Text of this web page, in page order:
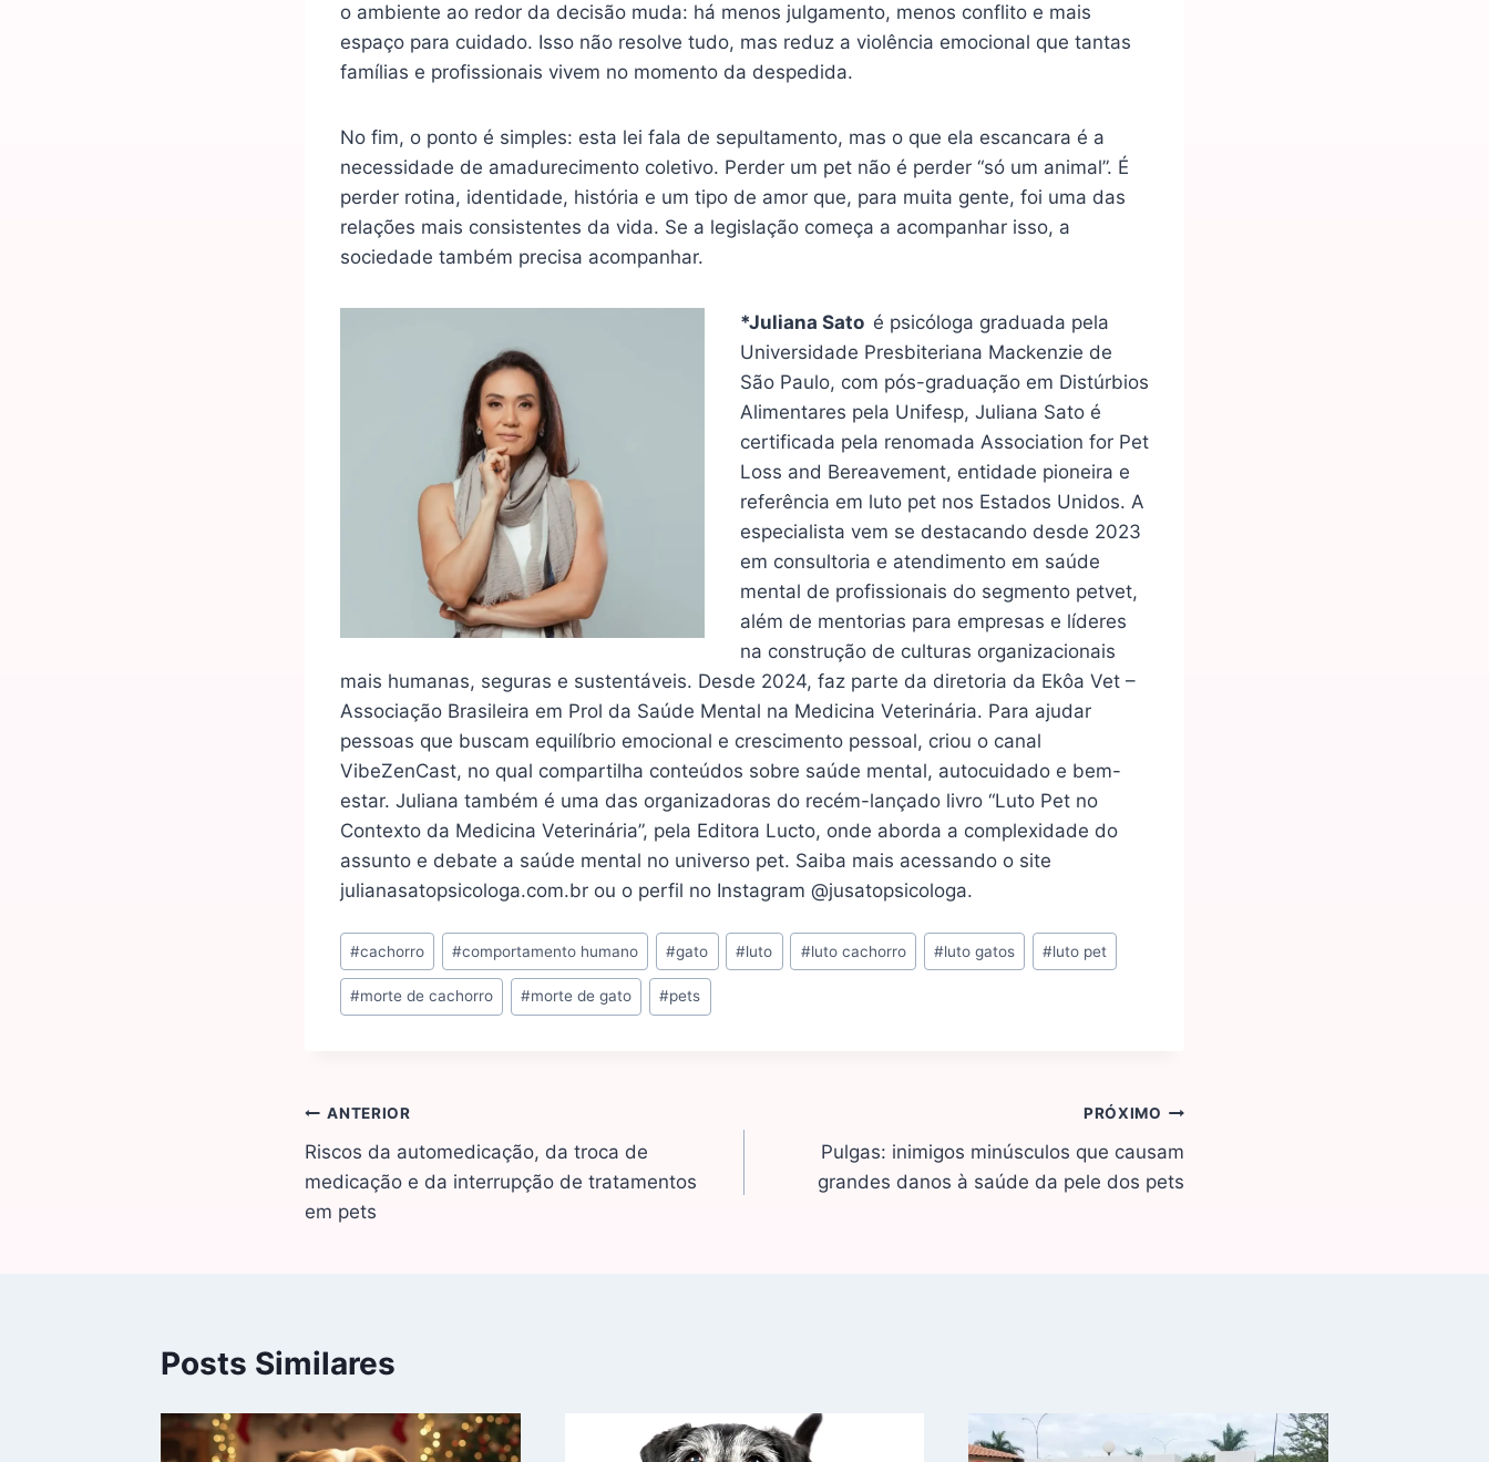
o ambiente ao redor da decisão muda: há menos julgamento, menos conflito e mais
espaço para cuidado. Isso não resolve tudo, mas reduz a violência emocional que tantas
famílias e profissionais vivem no momento da despedida.
No fim, o ponto é simples: esta lei fala de sepultamento, mas o que ela escancara é a
necessidade de amadurecimento coletivo. Perder um pet não é perder “só um animal”. É
perder rotina, identidade, história e um tipo de amor que, para muita gente, foi uma das
relações mais consistentes da vida. Se a legislação começa a acompanhar isso, a
sociedade também precisa acompanhar.
*Juliana Sato é psicóloga graduada pela
Universidade Presbiteriana Mackenzie de
São Paulo, com pós-graduação em Distúrbios
Alimentares pela Unifesp, Juliana Sato é
certificada pela renomada Association for Pet
Loss and Bereavement, entidade pioneira e
referência em luto pet nos Estados Unidos. A
especialista vem se destacando desde 2023
em consultoria e atendimento em saúde
mental de profissionais do segmento petvet,
além de mentorias para empresas e líderes
na construção de culturas organizacionais
mais humanas, seguras e sustentáveis. Desde 2024, faz parte da diretoria da Ekôa Vet –
Associação Brasileira em Prol da Saúde Mental na Medicina Veterinária. Para ajudar
pessoas que buscam equilíbrio emocional e crescimento pessoal, criou o canal
VibeZenCast, no qual compartilha conteúdos sobre saúde mental, autocuidado e bem-
estar. Juliana também é uma das organizadoras do recém-lançado livro “Luto Pet no
Contexto da Medicina Veterinária”, pela Editora Lucto, onde aborda a complexidade do
assunto e debate a saúde mental no universo pet. Saiba mais acessando o site
julianasatopsicologa.com.br ou o perfil no Instagram @jusatopsicologa.
#cachorro #comportamento humano #gato #luto #luto cachorro #luto gatos #luto pet
#morte de cachorro #morte de gato #pets
ANTERIOR
Riscos da automedicação, da troca de
medicação e da interrupção de tratamentos
em pets
PRÓXIMO
Pulgas: inimigos minúsculos que causam
grandes danos à saúde da pele dos pets
Posts Similares